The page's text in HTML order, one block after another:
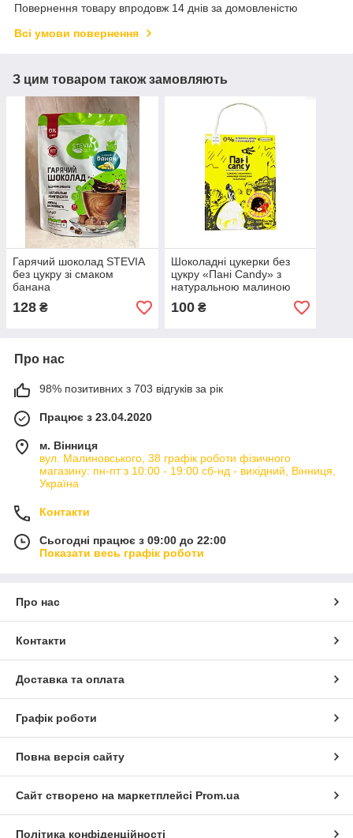
Повернення товару впродовж 14 днів за домовленістю
Всі умови повернення
З цим товаром також замовляють
Гарячий шоколад STEVIA
без цукру зі смаком
банана
128 ₴
Шоколадні цукерки без
цукру «Пані Candy» з
натуральною малиною
100₴
Про нас
98% позитивних з 703 відгуків за рік
Працює з 23.04.2020
м. Вінниця
вул. Малиновського, 38 графік роботи фізичного
магазину: пн-пт з 10:00 - 19:00 сб-нд - вихідний, Вінниця,
Україна
Контакти
Сьогодні працює з 09:00 до 22:00
Показати весь графік роботи
Про нас
Контакти
Доставка та оплата
Графік роботи
Повна версія сайту
Сайт створено на маркетплейсі Prom.ua
Політика конфіденційності